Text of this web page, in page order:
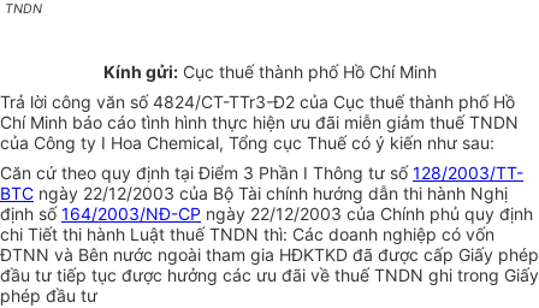
TNDN
Kính gửi:Cục thuế thành phố Hồ Chí Minh
Trả lời công văn số 4824/CT-TTr3-Đ2 của Cục thuế thành phố Hồ
Chí Minh báo cáo tình hình thực hiện ưu đãi miễn giảm thuế TNDN
của Công ty I Hoa Chemical, Tổng cục Thuế có ý kiến như sau:
Căn cứ theo quy định tại Điểm 3 Phần I Thông tư số128/2003/TT-
BTC ngày 22/12/2003 của Bộ Tài chính hướng dẫn thi hành Nghị
định số164/2003/NĐ-CP ngày 22/12/2003 của Chính phủ quy định
chi Tiết thi hành Luật thuế TNDN thì: Các doanh nghiệp có vốn
ĐTNN và Bên nước ngoài tham gia HĐKTKD đã được cấp Giấy phép
đầu tư tiếp tục được hưởng các ưu đãi về thuế TNDN ghi trong Giấy
phép đầu tư